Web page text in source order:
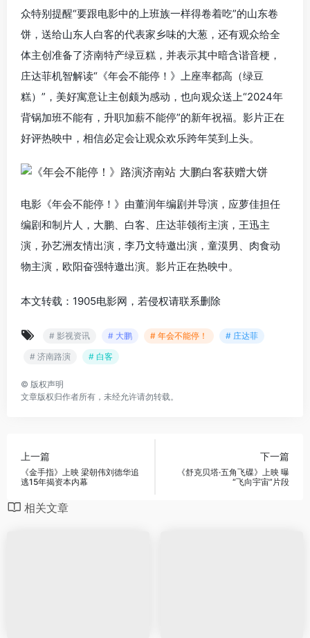
众特别提醒“要跟电影中的上班族一样得卷着吃”的山东卷
饼，送给山东人白客的代表家乡味的大葱，还有观众给全
体主创准备了济南特产绿豆糕，并表示其中暗含谐音梗，
庄达菲机智解读“《年会不能停！》上座率都高（绿豆
糕）”，美好寓意让主创颇为感动，也向观众送上“2024年
背锅加班不能有，升职加薪不能停”的新年祝福。影片正在
好评热映中，相信必定会让观众欢乐跨年笑到上头。
电影《年会不能停！》由董润年编剧并导演，应萝佳担任
编剧和制片人，大鹏、白客、庄达菲领衔主演，王迅主
演，孙艺洲友情出演，李乃文特邀出演，童漠男、肉食动
物主演，欧阳奋强特邀出演。影片正在热映中。
本文转载：1905电影网，若侵权请联系删除
# 影视资讯 # 大鹏 # 年会不能停！
# 庄达菲
# 济南路演
# 白客
© 版权声明
文章版权归作者所有，未经允许请勿转载。
上一篇
《金手指》上映 梁朝伟刘德华追
逃15年揭资本内幕
下一篇
《舒克贝塔·五角飞碟》上映 曝
“飞向宇宙”片段
相关文章